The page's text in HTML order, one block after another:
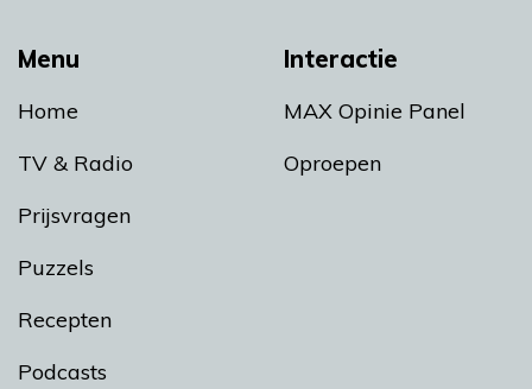
Menu
Home
TV & Radio
Prijsvragen
Puzzels
Recepten
Podcasts
Interactie
MAX Opinie Panel
Oproepen